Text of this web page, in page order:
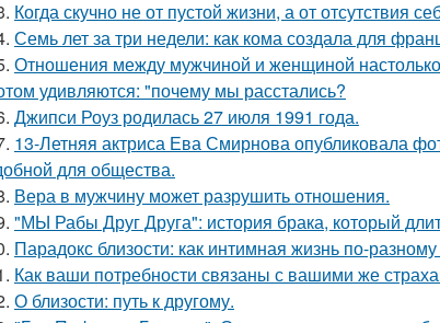
Когда скучно не от пустой жизни, а от отсутствия
Семь лет за три недели: как кома создала для
Отношения между мужчиной и женщиной
удивляются: "почему мы расстались?
Джипси Роуз родилась 27 июля 1991 года.
13-Летняя актриса Ева Смирнова опубликовала
для общества.
Вера в мужчину может разрушить отношения.
"МЫ Рабы Друг Друга": история брака, который
Парадокс близости: как интимная жизнь по-
Как ваши потребности связаны с вашими же
О близости: путь к другому.